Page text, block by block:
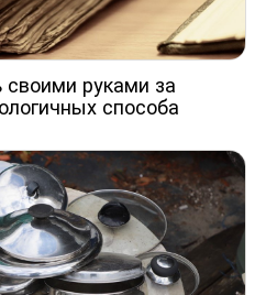
своими руками за
способа